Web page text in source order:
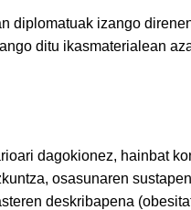
diplomatuak izango
ditu ikasmaterialean
dagokionez, hainbat
osasunaren
deskribapena